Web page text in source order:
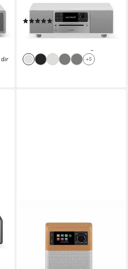
dir
PRESTIGE Kompaktanlage
(7)
26,10 €mtl. in 48 Raten
+5
Stream Ahorn Weiß Internet-
Radio (Digitalradio (DAB), FM-
Tuner, Internetradio)
269,00 €
mtl. in 24 Raten